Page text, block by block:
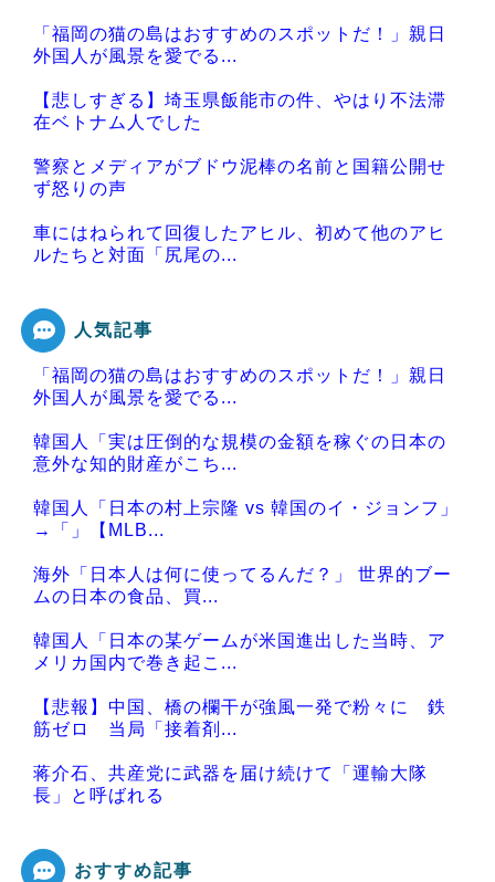
「福岡の猫の島はおすすめのスポットだ！」親日
外国人が風景を愛でる...
【悲しすぎる】埼玉県飯能市の件、やはり不法滞
在ベトナム人でした
警察とメディアがブドウ泥棒の名前と国籍公開せ
ず怒りの声
車にはねられて回復したアヒル、初めて他のアヒ
ルたちと対面「尻尾の...
Powered by livedoor 相互RSS
人気記事
「福岡の猫の島はおすすめのスポットだ！」親日
外国人が風景を愛でる...
韓国人「実は圧倒的な規模の金額を稼ぐの日本の
意外な知的財産がこち...
韓国人「日本の村上宗隆 vs 韓国のイ・ジョンフ」
→「」【MLB...
海外「日本人は何に使ってるんだ？」 世界的ブー
ムの日本の食品、買...
韓国人「日本の某ゲームが米国進出した当時、ア
メリカ国内で巻き起こ...
【悲報】中国、橋の欄干が強風一発で粉々に 鉄
筋ゼロ 当局「接着剤...
蒋介石、共産党に武器を届け続けて「運輸大隊
長」と呼ばれる
おすすめ記事